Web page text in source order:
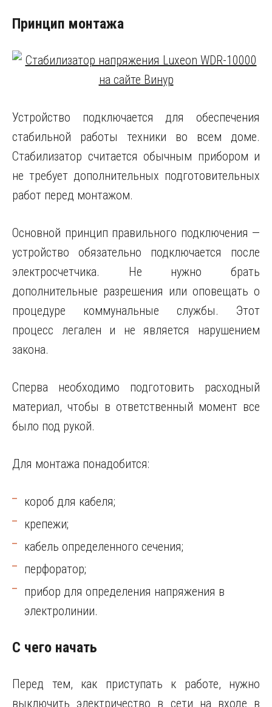
Принцип монтажа
Устройство подключается для обеспечения
стабильной работы техники во всем доме.
Стабилизатор считается обычным прибором и
не требует дополнительных подготовительных
работ перед монтажом.
Основной принцип правильного подключения —
устройство обязательно подключается после
электросчетчика. Не нужно брать
дополнительные разрешения или оповещать о
процедуре коммунальные службы. Этот
процесс легален и не является нарушением
закона.
Сперва необходимо подготовить расходный
материал, чтобы в ответственный момент все
было под рукой.
Для монтажа понадобится:
короб для кабеля;
крепежи;
кабель определенного сечения;
перфоратор;
прибор для определения напряжения в
электролинии.
С чего начать
Перед тем, как приступать к работе, нужно
выключить электричество в сети на входе в